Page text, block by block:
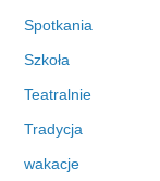
Spotkania
Szkoła
Teatralnie
Tradycja
wakacje